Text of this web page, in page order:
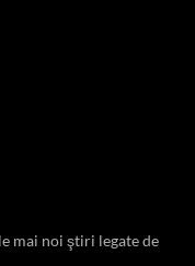
mai noi ştiri legate de